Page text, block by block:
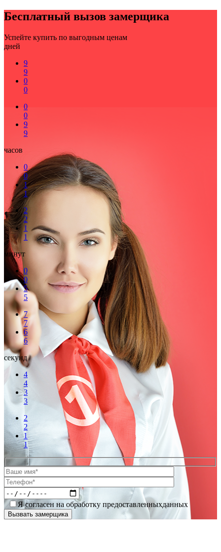
Бесплатный вызов замерщика
Успейте купить по выгодным ценам
дней
9
9
0
0
0
0
9
9
часов
0
0
1
1
2
2
1
1
минут
0
0
5
5
7
7
6
6
секунд
4
4
3
3
2
2
1
1
Я согласен на обработку предоставленныхданных